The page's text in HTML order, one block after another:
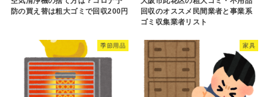
防の買え替は粗大ゴミで回収200円
回収のオススメ民間業者と事業系
ゴミ収集業者リスト
季節用品 家具